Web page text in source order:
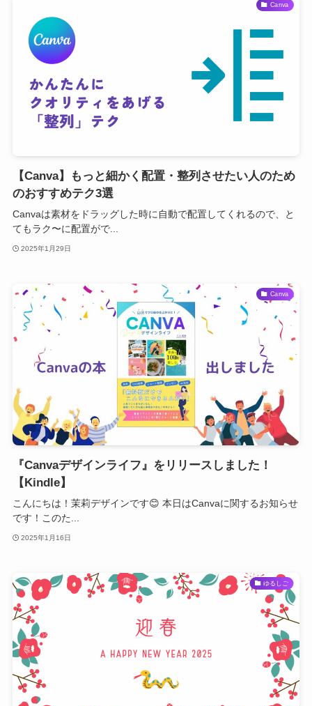
Canva
【Canva】もっと細かく配置・整列させたい人のため
のおすすめテク3選
Canvaは素材をドラッグした時に自動で配置してくれるので、と
てもラク〜に配置がで...
2025年1月29日
Canva
『Canvaデザインライフ』をリリースしました！
【Kindle】
こんにちは！茉莉デザインです😊 本日はCanvaに関するお知らせ
です！このた...
2025年1月16日
ゆるしご